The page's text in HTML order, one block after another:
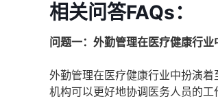
相关问答FAQs：
问题一：外勤管理在医疗健康行业
外勤管理在医疗健康行业中扮演
机构可以更好地协调医务人员的